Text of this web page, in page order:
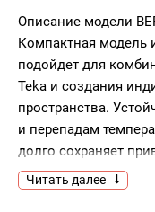
Описание модели
Компактная модель
подойдет для
Teka и создания
пространства.
и перепадам
долго сохраняет
вид. Мойка BEF 15.38
уровень со
Читать далее